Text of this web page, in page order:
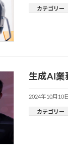
カテゴリー
生成AI業
2024年10月10日
カテゴリー